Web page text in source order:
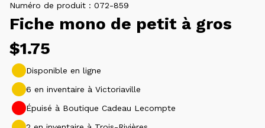
Numéro de produit : 072-859
Fiche mono de petit à gros
Prix
habituel
$1.75
Disponible en ligne
6 en inventaire à Victoriaville
Épuisé à Boutique Cadeau Lecompte